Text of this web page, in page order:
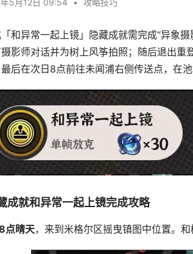
5月12日 09:54 • 攻略技巧
和异常一起上镜」隐藏成就需完成“异象
影师对话并为树上风筝拍照；随后退出
后在次日8点前往未闻浦右侧传送点，在
成就和异常一起上镜完成攻略
点晴天，来到米格尔区摇曳镇图中位置。和